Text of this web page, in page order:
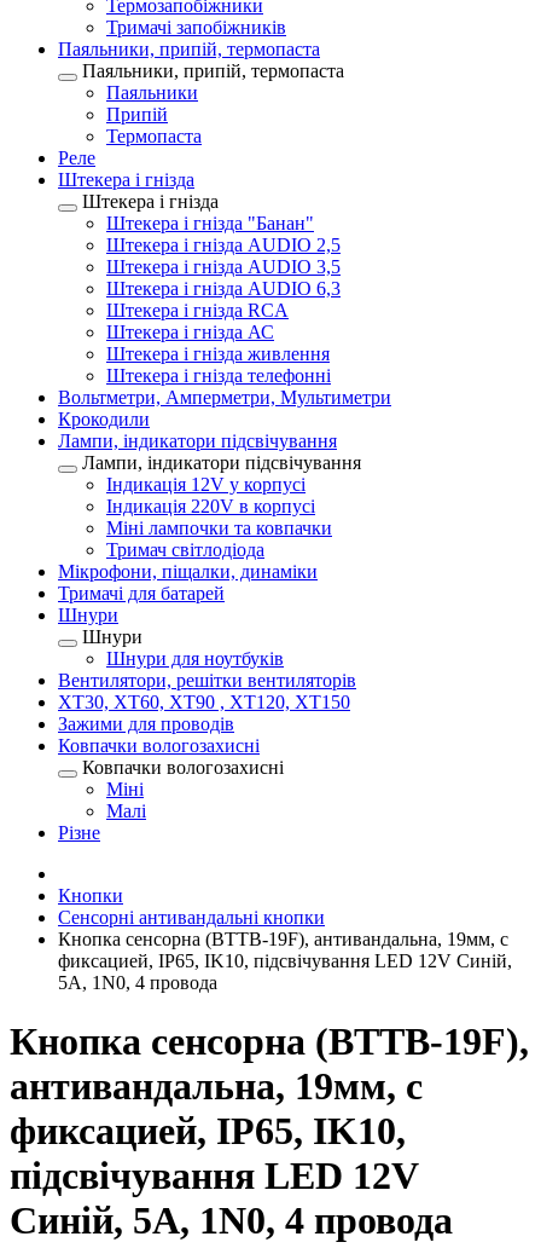
Термозапобіжники
Тримачі запобіжників
Паяльники, припій, термопаста
Паяльники, припій, термопаста
Паяльники
Припій
Термопаста
Реле
Штекера і гнізда
Штекера і гнізда
Штекера і гнізда "Банан"
Штекера і гнізда AUDIO 2,5
Штекера і гнізда AUDIO 3,5
Штекера і гнізда AUDIO 6,3
Штекера і гнізда RCA
Штекера і гнізда АС
Штекера і гнізда живлення
Штекера і гнізда телефонні
Вольтметри, Амперметри, Мультиметри
Крокодили
Лампи, індикатори підсвічування
Лампи, індикатори підсвічування
Індикація 12V у корпусі
Індикація 220V в корпусі
Міні лампочки та ковпачки
Тримач світлодіода
Мікрофони, піщалки, динаміки
Тримачі для батарей
Шнури
Шнури
Шнури для ноутбуків
Вентилятори, решітки вентиляторів
XT30, XT60, XT90 , XT120, XT150
Зажими для проводів
Ковпачки вологозахисні
Ковпачки вологозахисні
Міні
Малі
Різне
Кнопки
Сенсорні антивандальні кнопки
Кнопка сенсорна (BTTB-19F), антивандальна, 19мм, с
фиксацией, IP65, IK10, підсвічування LED 12V Синій,
5А, 1N0, 4 провода
Кнопка сенсорна (BTTB-19F),
антивандальна, 19мм, с
фиксацией, IP65, IK10,
підсвічування LED 12V
Синій, 5А, 1N0, 4 провода